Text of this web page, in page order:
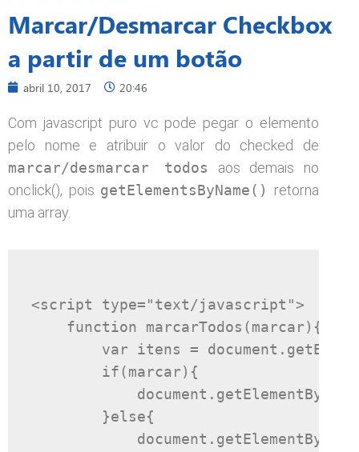
Marcar/Desmarcar Checkbox
a partir de um botão
abril 10, 2017 20:46
Com javascript puro vc pode pegar o elemento
pelo nome e atribuir o valor do checked de
marcar/desmarcar todos aos demais no
onclick(), pois getElementsByName()
retorna
uma array.
<script type="text/javascript">
function marcarTodos (marcar){
var itens = document .
if(marcar){
            document
. getElementById
}else{
            document
. getElementById